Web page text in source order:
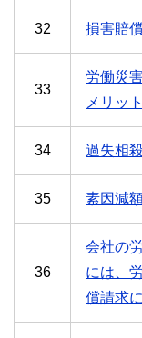
32 損害賠
33
労働災
メリッ
34 過失相
35 素因減
36
会社の
には、
償請求